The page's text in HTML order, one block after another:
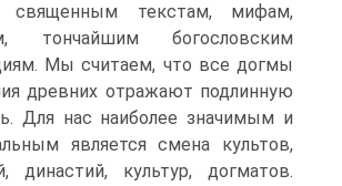
священным текстам, мифам,
тончайшим богословским
Мы считаем, что все догмы
древних отражают подлинную
Для нас наиболее значимым и
является смена культов,
династий, культур, догматов.